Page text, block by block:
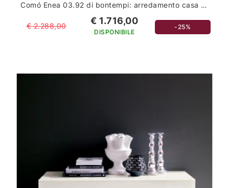
Comó Enea 03.92 di bontempi: arredamento casa con eleganza e stile
€ 2.288,00 € 1.716,00
DISPONIBILE
-25%